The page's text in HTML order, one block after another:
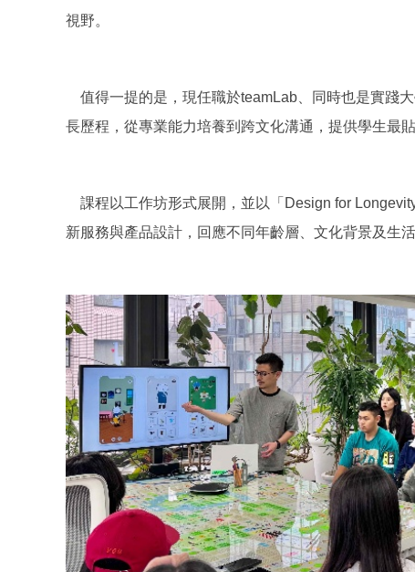
視野。
值得一提的是，現任職於teamLab、同時也是實踐
長歷程，從專業能力培養到跨文化溝通，提供學生最
課程以工作坊形式展開，並以「Design for
新服務與產品設計，回應不同年齡層、文化背景及生